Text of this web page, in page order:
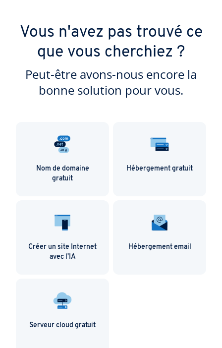
Vous n'avez pas trouvé ce
que vous cherchiez ?
Peut-être avons-nous encore la
bonne solution pour vous.
Nom de domaine
gratuit
Hébergement gratuit
Créer un site Internet
avec l'IA
Hébergement email
Serveur cloud gratuit